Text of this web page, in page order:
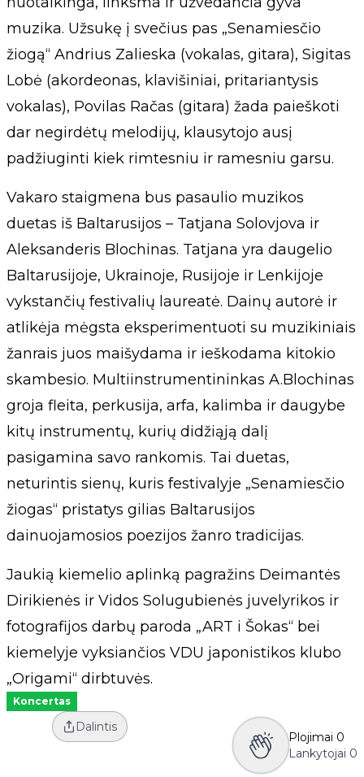
muzika. Užsukę į svečius pas „Senamiesčio
žiogą“ Andrius Zalieska (vokalas, gitara), Sigitas
Lobė (akordeonas, klavišiniai, pritariantysis
vokalas), Povilas Račas (gitara) žada paieškoti
dar negirdėtų melodijų, klausytojo ausį
padžiuginti kiek rimtesniu ir ramesniu garsu.
Vakaro staigmena bus pasaulio muzikos
duetas iš Baltarusijos – Tatjana Solovjova ir
Aleksanderis Blochinas. Tatjana yra daugelio
Baltarusijoje, Ukrainoje, Rusijoje ir Lenkijoje
vykstančių festivalių laureatė. Dainų autorė ir
atlikėja mėgsta eksperimentuoti su muzikiniais
žanrais juos maišydama ir ieškodama kitokio
skambesio. Multiinstrumentininkas A.Blochinas
groja fleita, perkusija, arfa, kalimba ir daugybe
kitų instrumentų, kurių didžiąją dalį
pasigamina savo rankomis. Tai duetas,
neturintis sienų, kuris festivalyje „Senamiesčio
žiogas“ pristatys gilias Baltarusijos
dainuojamosios poezijos žanro tradicijas.
Jaukią kiemelio aplinką pagražins Deimantės
Dirikienės ir Vidos Solugubienės juvelyrikos ir
fotografijos darbų paroda „ART i Šokas“ bei
kiemelyje vyksiančios VDU japonistikos klubo
„Origami“ dirbtuvės.
Koncertas
Dalintis
Plojimai 0
Lankytojai 0